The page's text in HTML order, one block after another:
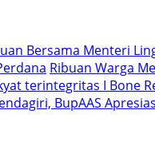
Bersama Menteri
Ribuan Warga
terintegritas I Bone
BupAAS